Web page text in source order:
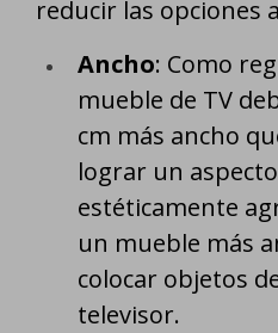
reducir las opciones
Ancho: Como
mueble de TV
cm más ancho
lograr un
estéticamente
un mueble más
colocar objetos
televisor.